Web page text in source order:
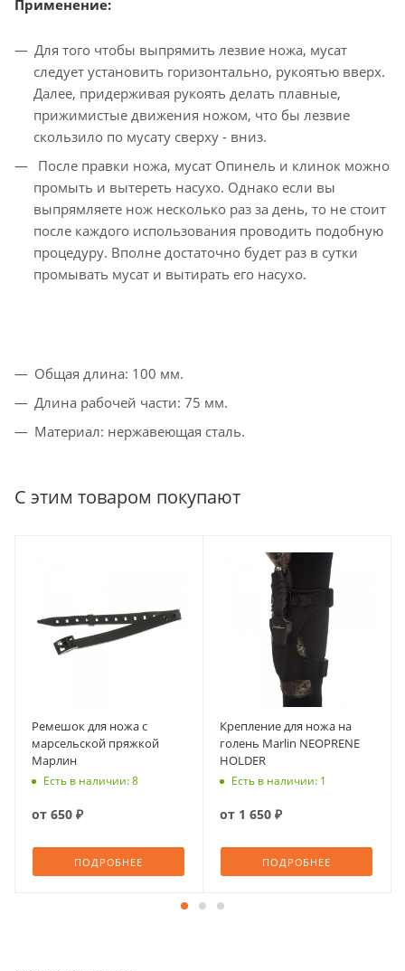
Применение:
Для того чтобы выпрямить лезвие ножа, мусат
следует установить горизонтально, рукоятью вверх.
Далее, придерживая рукоять делать плавные,
прижимистые движения ножом, что бы лезвие
скользило по мусату сверху - вниз.
После правки ножа, мусат Опинель и клинок можно
промыть и вытереть насухо. Однако если вы
выпрямляете нож несколько раз за день, то не стоит
после каждого использования проводить подобную
процедуру. Вполне достаточно будет раз в сутки
промывать мусат и вытирать его насухо.
Общая длина: 100 мм.
Длина рабочей части: 75 мм.
Материал: нержавеющая сталь.
С этим товаром покупают
Ремешок для ножа с
марсельской пряжкой
Марлин
Есть в наличии: 8
от 650 ₽
ПОДРОБНЕЕ
Крепление для ножа на
голень Marlin NEOPRENE
HOLDER
Есть в наличии: 1
от 1 650 ₽
ПОДРОБНЕЕ